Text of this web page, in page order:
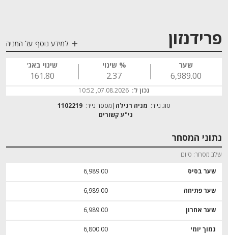
פרידנזון למידע נוסף על המניה
שער
6,989.00
% שינוי
2.37
שינוי באג׳
161.80
נכון ל: 07.08.2026, 10:52
סוג נייר: מניה רגילה מספר נייר: 1102219
נתוני המסחר
שלב מסחר סיום
שער בסיס 6,989.00
שער פתיחה 6,989.00
שער אחרון 6,989.00
נמוך יומי 6,800.00